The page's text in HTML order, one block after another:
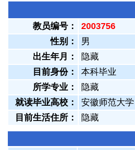
教员编号： 2003756
性别：
男
出生年月：
隐藏
目前身份： 本科毕业
所学专业：
隐藏
就读毕业高校：
安徽师范大学
目前生活住所：
隐藏